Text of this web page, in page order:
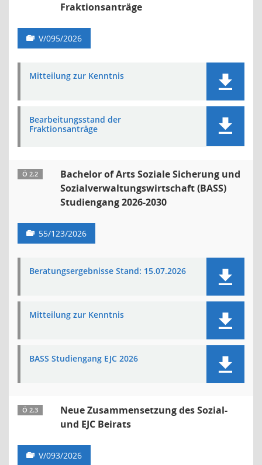
Fraktionsanträge
V/095/2026
Mitteilung zur Kenntnis
Bearbeitungsstand der
Fraktionsanträge
Ö 2.2
Bachelor of Arts Soziale Sicherung und
Sozialverwaltungswirtschaft (BASS)
Studiengang 2026-2030
55/123/2026
Beratungsergebnisse Stand: 15.07.2026
Mitteilung zur Kenntnis
BASS Studiengang EJC 2026
Ö 2.3
Neue Zusammensetzung des Sozial-
und EJC Beirats
V/093/2026